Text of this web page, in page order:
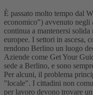
È passato molto tempo dal
economico") avvenuto negli
continua a mantenersi
europee. I settori in ascesa,
rendono Berlino un luogo
Aziende come Get Your
sede a Berlino, e sono
Per alcuni, il problema
"locale". I cittadini non
per lavoro devono trovare